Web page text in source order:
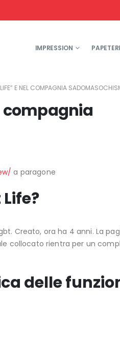
IMPRESSION
E NEL COMPAGNIA
compagnia
a paragone
Creato, ora ha 4 anni. La
collocato rientra per un
delle